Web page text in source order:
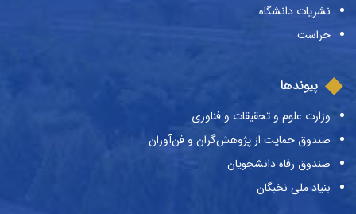
نشریات دانشگاه
حراست
پیوندها
وزارت علوم و تحقیقات و فناوری
صندوق حمایت از پژوهش‌گران و فن‌آوران
صندوق رفاه دانشجویان
بنیاد ملی نخبگان